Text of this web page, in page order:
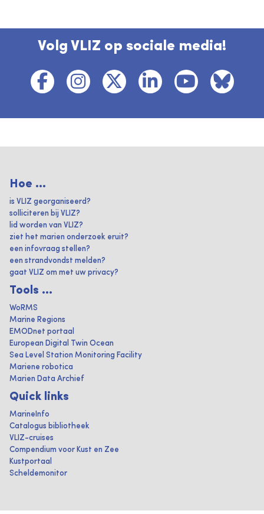
Volg VLIZ op sociale media!
Hoe ...
is VLIZ georganiseerd?
solliciteren bij VLIZ?
lid worden van VLIZ?
ziet het marien onderzoek eruit?
een infovraag stellen?
een strandvondst melden?
gaat VLIZ om met uw privacy?
Tools ...
WoRMS
Marine Regions
EMODnet portaal
European Digital Twin Ocean
Sea Level Station Monitoring Facility
Mariene robotica
Marien Data Archief
Quick links
MarineInfo
Catalogus bibliotheek
VLIZ-cruises
Compendium voor Kust en Zee
Kustportaal
Scheldemonitor